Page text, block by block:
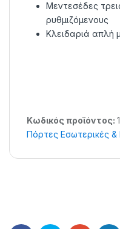
Μεντεσέδες
ρυθμιζόμενους
Κλειδαριά απλή
Κωδικός προϊόντος:
Πόρτες Εσωτερικές